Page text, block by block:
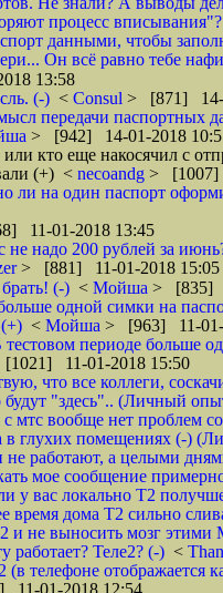
процесс
данными, чтобы
Он всё равно тебе
13:58
(-) < Consul > [871] 14-
передачи паспортных
> [942] 14-01-2018
кто еще накосячил с
(+) < necoandg > [1007]
ли на один паспорт
11-01-2018 13:45
не надо 200 рублей за
> [881] 11-01-2018 15:05
(-) < Мойша > [835]
одной симки на
< Мойша > [963] 11-01-
периоде больше
11-01-2018 15:50
что все коллеги,
будут "здесь".. (Личный
с мтс вообще нет проблем
в глухих помещениях (-)
не работают, а целыми
мое сообщение
у вас локально Т2
время дома Т2 сильно
и не выносить мозг
работает? Теле2? (-) <
(в телефоне отображается
01-2018 12:54